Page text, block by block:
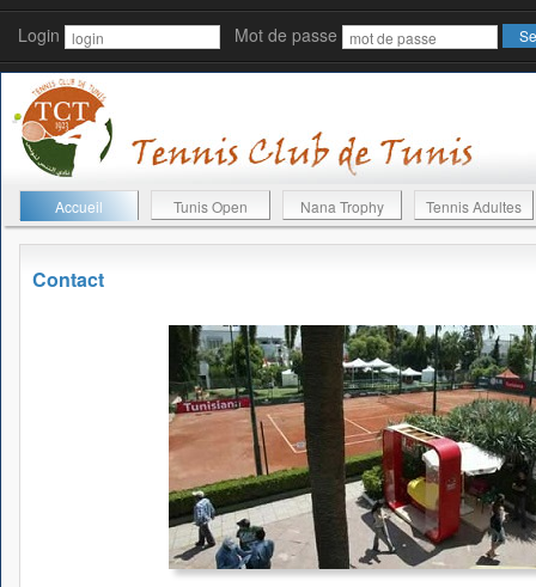
Login Mot de passe
Accueil Tunis Open Nana Trophy Tennis Adultes
Contact